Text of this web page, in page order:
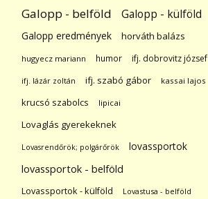
Galopp - belföld Galopp - külföld
Galopp eredmények horváth balázs
hugyecz mariann humor ifj. dobrovitz józsef
ifj. lázár zoltán ifj. szabó gábor kassai lajos
krucsó szabolcs lipicai
Lovaglás gyerekeknek
Lovasrendőrök; polgárőrök
lovassportok
lovassportok - belföld
Lovassportok - külföld Lovastusa - belföld